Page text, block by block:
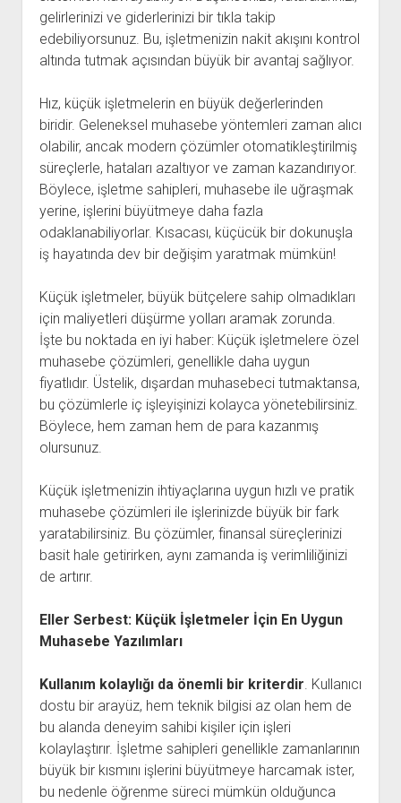
gelirlerinizi ve giderlerinizi bir tıkla takip
edebiliyorsunuz. Bu, işletmenizin nakit akışını kontrol
altında tutmak açısından büyük bir avantaj sağlıyor.
Hız, küçük işletmelerin en büyük değerlerinden
biridir. Geleneksel muhasebe yöntemleri zaman alıcı
olabilir, ancak modern çözümler otomatikleştirilmiş
süreçlerle, hataları azaltıyor ve zaman kazandırıyor.
Böylece, işletme sahipleri, muhasebe ile uğraşmak
yerine, işlerini büyütmeye daha fazla
odaklanabiliyorlar. Kısacası, küçücük bir dokunuşla
iş hayatında dev bir değişim yaratmak mümkün!
Küçük işletmeler, büyük bütçelere sahip olmadıkları
için maliyetleri düşürme yolları aramak zorunda.
İşte bu noktada en iyi haber: Küçük işletmelere özel
muhasebe çözümleri, genellikle daha uygun
fiyatlıdır. Üstelik, dışardan muhasebeci tutmaktansa,
bu çözümlerle iç işleyişinizi kolayca yönetebilirsiniz.
Böylece, hem zaman hem de para kazanmış
olursunuz.
Küçük işletmenizin ihtiyaçlarına uygun hızlı ve pratik
muhasebe çözümleri ile işlerinizde büyük bir fark
yaratabilirsiniz. Bu çözümler, finansal süreçlerinizi
basit hale getirirken, aynı zamanda iş verimliliğinizi
de artırır.
Eller Serbest: Küçük İşletmeler İçin En Uygun
Muhasebe Yazılımları
Kullanım kolaylığı da önemli bir kriterdir. Kullanıcı
dostu bir arayüz, hem teknik bilgisi az olan hem de
bu alanda deneyim sahibi kişiler için işleri
kolaylaştırır. İşletme sahipleri genellikle zamanlarının
büyük bir kısmını işlerini büyütmeye harcamak ister,
bu nedenle öğrenme süreci mümkün olduğunca